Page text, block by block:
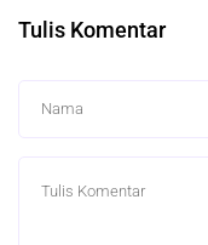
Tulis Komentar